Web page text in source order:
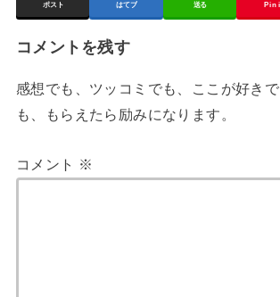
ポスト はてブ 送る Pin
コメントを残す
感想でも、ツッコミでも、ここが好き
も、もらえたら励みになります。
コメント ※